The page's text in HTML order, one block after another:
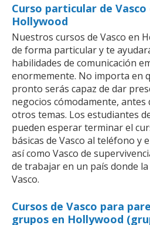
Curso particular de
Hollywood
Nuestros cursos de Vasco en
de forma particular y te
habilidades de comunicación
enormemente. No importa en
pronto serás capaz de dar
negocios cómodamente,
otros temas. Los estudiantes
pueden esperar terminar el
básicas de Vasco al teléfono y
así como Vasco de
de trabajar en un país donde
Vasco.
Cursos de Vasco para
grupos en Hollywood